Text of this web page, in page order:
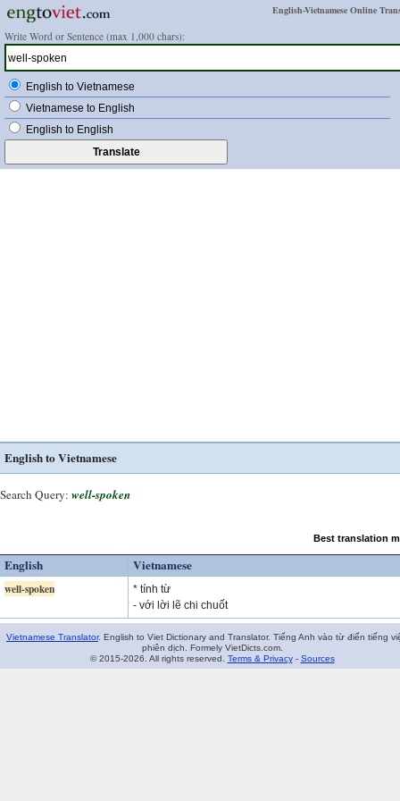
English-Vietnamese Online
Write Word or Sentence (max 1,000 chars):
English to Vietnamese
Vietnamese to English
English to English
English to Vietnamese
Search Query: well-spoken
Best translation
English Vietnamese
well-spoken
* tính từ
- với lời lẽ chi chuốt
Vietnamese Translator. English to Viet Dictionary and Translator. Tiếng Anh vào từ điển tiếng
phiên dịch. Formely VietDicts.com.
© 2015-2026. All rights reserved. Terms & Privacy- Sources